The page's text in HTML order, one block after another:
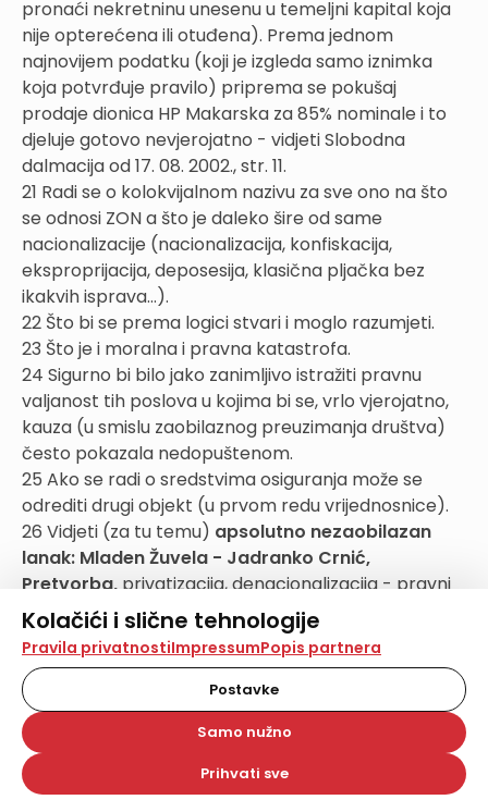
Kolačići i slične tehnologije
Na našoj web stranici koristimo kolačiće i slične
tehnologije za pohranu, čitanje i obradu informacija na
vašem uređaju. Time poboljšavamo korisničko iskustvo,
analiziramo promet na stranici te prikazujemo sadržaje i
oglase koji vas zanimaju. Korisnički profili mogu se kreirati
na više web stranica i uređaja u tu svrhu. Naši partneri
također koriste ove tehnologije.
Odabirom opcije „Samo nužno“ prihvaćate samo one
Pravila privatnostiImpressumPopis partnera
Postavke
Samo nužno
Prihvati sve
pronaći nekretninu unesenu u temeljni kapital koja
nije opterećena ili otuđena). Prema jednom
najnovijem podatku (koji je izgleda samo iznimka
koja potvrđuje pravilo) priprema se pokušaj
prodaje dionica HP Makarska za 85% nominale i to
djeluje gotovo nevjerojatno - vidjeti Slobodna
dalmacija od 17. 08. 2002., str. 11.
21 Radi se o kolokvijalnom nazivu za sve ono na što
se odnosi ZON a što je daleko šire od same
nacionalizacije (nacionalizacija, konfiskacija,
eksproprijacija, deposesija, klasična pljačka bez
ikakvih isprava...).
22 Što bi se prema logici stvari i moglo razumjeti.
23 Što je i moralna i pravna katastrofa.
24 Sigurno bi bilo jako zanimljivo istražiti pravnu
valjanost tih poslova u kojima bi se, vrlo vjerojatno,
kauza (u smislu zaobilaznog preuzimanja društva)
često pokazala nedopuštenom.
25 Ako se radi o sredstvima osiguranja može se
odrediti drugi objekt (u prvom redu vrijednosnice).
26 Vidjeti (za tu temu) apsolutno nezaobilazan
lanak: Mladen Žuvela - Jadranko Crnić,
Pretvorba, privatizacija, denacionalizacija - pravni
status neobuhvaćenih nekretnina - primjena čl. 47.
Zakona o privatizaciji, Informator, broj 5023 od 27.
travnja 2002. male stranice.
27 Uz dužno poštovanje i prema osobi i instituciji ne
možemo se oteti dojmu da je pretjerano u intervjuu
(Jutarnji list od 13. 08. 02.) kao zakonski zastupnik
Republike Hrvatske iskazivati da je jedan zakonski
tekst (ili konkretno njegov dio -1. 47. ZP-a) »dodatno